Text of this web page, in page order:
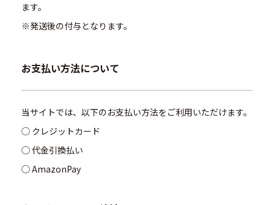
ます。
※発送後の付与となります。
お支払い方法について
当サイトでは、以下のお支払い方法をご利用いただけます。
◯ クレジットカード
◯ 代金引換払い
◯ AmazonPay